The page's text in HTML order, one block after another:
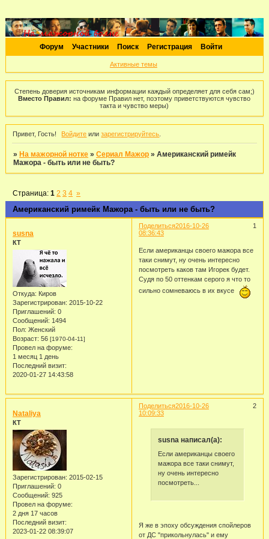
Форум Участники Поиск Регистрация Войти
Активные темы
Степень доверия источникам информации каждый определяет для себя сам;)
Вместо Правил: на форуме Правил нет, поэтому приветствуются чувство
такта и чувство меры)
Привет, Гость! Войдите илизарегистрируйтесь
» На мажорной нотке »Сериал Мажор »Американский римейк
Мажора - быть или не быть?
Американский римейк Мажора - быть или не быть?
Страница:1 2 3 4 »
Поделиться 1
2016-10-26
08:36:43
susna
КТ
Откуда: Киров
Зарегистрирован: 2015-10-22
Приглашений: 0
Сообщений: 1494
Пол: Женский
Возраст: 56 [1970-04-11]
Провел на форуме:
1 месяц 1 день
Последний визит:
2020-01-27 14:43:58
Если американцы своего мажора все
таки снимут, ну очень интересно
посмотреть каков там Игорек будет.
Судя по 50 оттенкам серого я что то
сильно сомневаюсь в их вкусе
Поделиться 2
2016-10-26
10:09:33
Nataliya
КТ
Зарегистрирован: 2015-02-15
Приглашений: 0
Сообщений: 925
Провел на форуме:
2 дня 17 часов
Последний визит:
2023-01-22 08:39:07
susna написал(а):
Если американцы своего
мажора все таки снимут,
ну очень интересно
посмотреть...
Я же в эпоху обсуждения спойлеров
от ДС "прикольнулась" и ему